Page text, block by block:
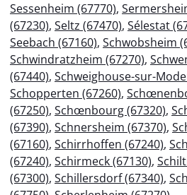
Sessenheim (67770),
(67230), Seltz (67470), Sélestat
Seebach (67160), Schwobsheim
Schwindratzheim (67270),
(67440), Schweighouse-sur-
Schopperten (67260),
(67250), Schœnbourg (67320),
(67390), Schnersheim (67370),
(67160), Schirrhoffen (67240),
(67240), Schirmeck (67130),
(67300), Schillersdorf (67340),